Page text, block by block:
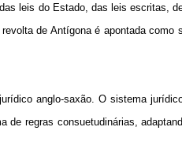
leis do Estado, das leis escritas,
de Antígona é apontada como
anglo-saxão. O sistema
de regras consuetudinárias,